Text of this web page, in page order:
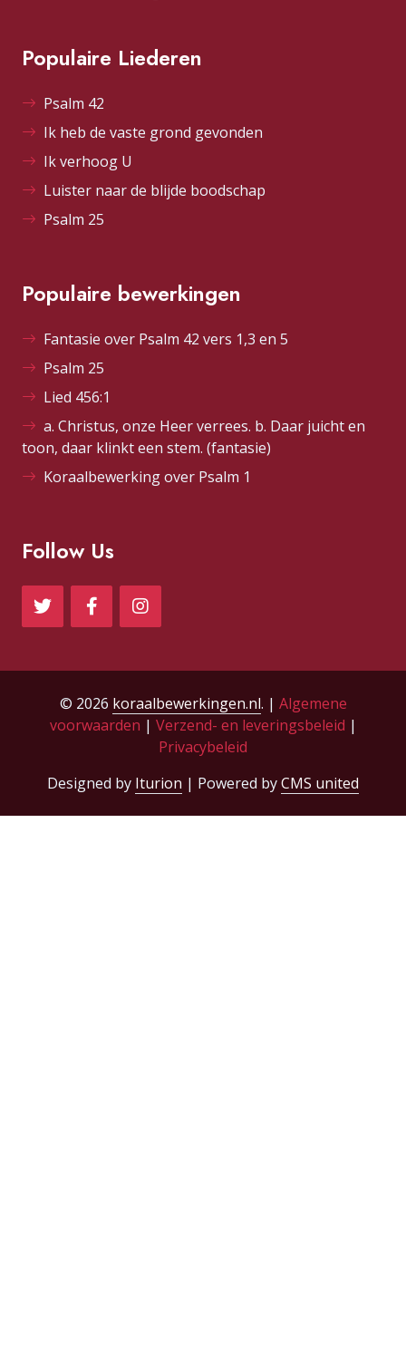
Populaire Liederen
Psalm 42
Ik heb de vaste grond gevonden
Ik verhoog U
Luister naar de blijde boodschap
Psalm 25
Populaire bewerkingen
Fantasie over Psalm 42 vers 1,3 en 5
Psalm 25
Lied 456:1
a. Christus, onze Heer verrees. b. Daar juicht en
toon, daar klinkt een stem. (fantasie)
Koraalbewerking over Psalm 1
Follow Us
© 2026 koraalbewerkingen.nl. | Algemene
voorwaarden | Verzend- en leveringsbeleid |
Privacybeleid
Designed by Iturion | Powered byCMS united